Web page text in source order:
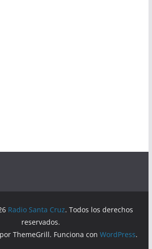
Radio Santa Cruz. Todos los derechos
reservados.
por ThemeGrill. Funciona conWordPress.